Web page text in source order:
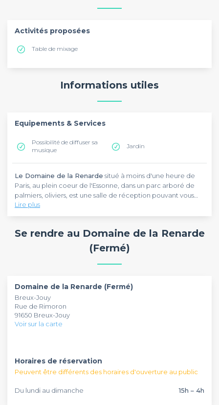
Activités proposées
Table de mixage
Informations utiles
Equipements & Services
Possibilité de diffuser sa
musique
Jardin
Le Domaine de la Renarde situé à moins d'une heure de
Paris, au plein coeur de l'Essonne, dans un parc arboré de
palmiers, oliviers, est une salle de réception pouvant vous
accueillir tous les jours de la semaine.
Vous pouvez y organiser vos évènements privés comme un
professionnel pour une soirée d'entreprise. Autrement dit,
quelque soit l'occasion, il vous suffit de communiquer avec
les gérants qui sont plus qu'aimables pour organiser au
Dans un espace champêtre, vous pourrez profiter de
décors de folies pour organiser un événement qui a du
lumineux chapiteau donnant accès aux extérieurs, idéal
Essayez vous donc tout de suite au
Domaine de la Renarde
en privatisant dès que possible votre espace afin de profiter
d'une journée et d'une soirée exceptionnelle avec votre
entourage.
Lire plus
Se rendre au Domaine de la Renarde
(Fermé)
Domaine de la Renarde (Fermé)
Breux-Jouy
Rue de Rimoron
91650 Breux-Jouy
Voir sur la carte
Horaires de réservation
Peuvent être différents des horaires d'ouverture au public
Du lundi au dimanche 15h – 4h